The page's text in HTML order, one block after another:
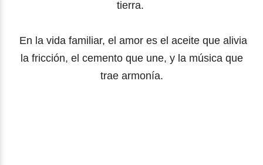
tierra.
En la vida familiar, el amor es el aceite que alivia
la fricción, el cemento que une, y la música que
trae armonía.